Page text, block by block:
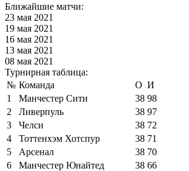
Ближайшие матчи:
23 мая 2021
19 мая 2021
16 мая 2021
13 мая 2021
08 мая 2021
Турнирная таблица:
№ Команда О И
1
Манчестер Сити 38 98
2
Ливерпуль 38 97
3
Челси 38 72
4
Тоттенхэм Хотспур 38 71
5
Арсенал 38 70
6
Манчестер Юнайтед 38 66